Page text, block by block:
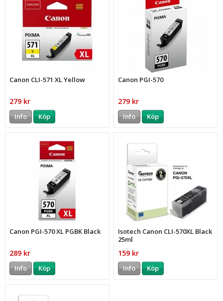
Canon CLI-571 XL Yellow
279 kr
Info Köp
Canon PGI-570
279 kr
Info Köp
Canon PGI-570 XL PGBK Black
289 kr
Info Köp
Isotech Canon CLI-570XL Black
25ml
159 kr
Info Köp